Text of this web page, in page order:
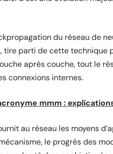
du réseau de
tire parti de cette technique
après couche, tout le
connexions internes.
mmm :
au réseau les moyens
le progrès des